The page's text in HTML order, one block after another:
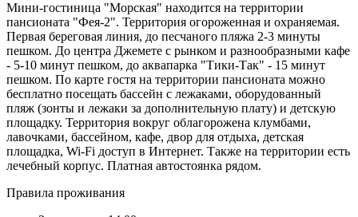
Мини-гостиница "Морская" находится на территории
пансионата "Фея-2". Территория огороженная и охраняемая.
Первая береговая линия, до песчаного пляжа 2-3 минуты
пешком. До центра Джемете с рынком и разнообразными кафе
- 5-10 минут пешком, до аквапарка "Тики-Так" - 15 минут
пешком. По карте гостя на территории пансионата можно
бесплатно посещать бассейн с лежаками, оборудованный
пляж (зонты и лежаки за дополнительную плату) и детскую
площадку. Территория вокруг облагорожена клумбами,
лавочками, бассейном, кафе, двор для отдыха, детская
площадка, Wi-Fi доступ в Интернет. Также на территории есть
лечебный корпус. Платная автостоянка рядом.
Правила проживания